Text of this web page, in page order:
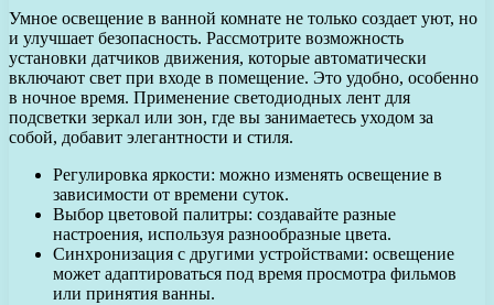
Умное освещение в ванной комнате не только создает уют, но
и улучшает безопасность. Рассмотрите возможность
установки датчиков движения, которые автоматически
включают свет при входе в помещение. Это удобно, особенно
в ночное время. Применение светодиодных лент для
подсветки зеркал или зон, где вы занимаетесь уходом за
собой, добавит элегантности и стиля.
Регулировка яркости: можно изменять освещение в
зависимости от времени суток.
Выбор цветовой палитры: создавайте разные
настроения, используя разнообразные цвета.
Синхронизация с другими устройствами: освещение
может адаптироваться под время просмотра фильмов
или принятия ванны.